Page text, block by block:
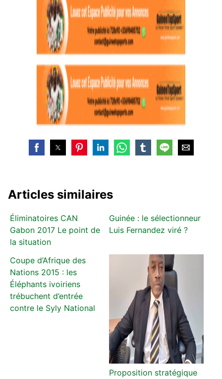
Articles similaires
Éliminatoires CAN
Gabon 2017 Le point de
la situation
Guinée : le sélectionneur
Luis Fernandez viré ?
Coupe d’Afrique des
Nations 2015 : les
Éléphants ivoiriens
trébuchent d’entrée
contre le Syly National
Proposition stratégique